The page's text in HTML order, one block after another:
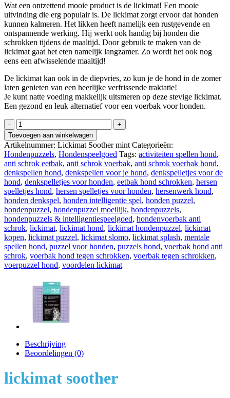
Wat een ontzettend mooie product is de lickimat! Een mooie
uitvinding die erg populair is. De lickimat zorgt ervoor dat honden
kunnen kalmeren. Het likken heeft namelijk een rustgevende en
ontspannende werking. Hij werkt ook handig bij honden die
schrokken tijdens de maaltijd. Door gebruik te maken van de
lickimat gaat het eten namelijk langzamer. Zo wordt het ook nog
eens een afwisselende maaltijd!
De lickimat kan ook in de diepvries, zo kun je de hond in de zomer
laten genieten van een heerlijke verfrissende traktatie!
Je kunt natte voeding makkelijk uitsmeren op deze stevige lickimat.
Een gezond en leuk alternatief voor een voerbak voor honden.
Lickimat
Soother
Limited
Edition
Mint
aantal
Toevoegen aan winkelwagen
Artikelnummer: Lickimat Soother mint Categorieën:
Hondenpuzzels, Hondenspeelgoed Tags: activiteiten spellen hond,
anti schrok eetbak, anti schrok voerbak, anti schrok voerbak hond,
denkspellen hond, denkspellen voor je hond, denkspelletjes voor de
hond, denkspelletjes voor honden, eetbak hond schrokken, hersen
spelletjes hond, hersen spelletjes voor honden, hersenwerk hond,
honden denkspel, honden intelligentie spel, honden puzzel,
hondenpuzzel, hondenpuzzel moeilijk, hondenpuzzels,
hondenpuzzels & intelligentiespeelgoed, hondenvoerbak anti
schrok, lickimat, lickimat hond, lickimat hondenpuzzel, lickimat
kopen, lickimat puzzel, lickimat slomo, lickimat splash, mentale
spellen hond, puzzel voor honden, puzzels hond, voerbak hond anti
schrok, voerbak hond tegen schrokken, voerbak tegen schrokken,
voerpuzzel hond, voordelen lickimat
Beschrijving
Beoordelingen (0)
lickimat soother